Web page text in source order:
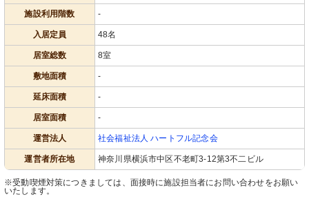
施設利用階数 -
入居定員 48名
居室総数 8室
敷地面積 -
延床面積 -
居室面積 -
運営法人 社会福祉法人 ハートフル記念会
運営者所在地 神奈川県横浜市中区不老町3-12第3不二ビル
※受動喫煙対策につきましては、面接時に施設担当者にお問い合わせをお願い
いたします。